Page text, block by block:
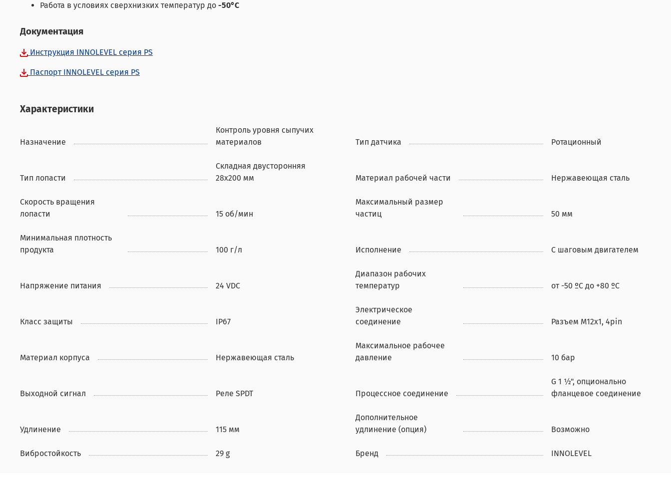
Работа в условиях сверхнизких температур до -50°С
Документация
Инструкция INNOLEVEL серия PS
Паспорт INNOLEVEL cерия PS
Характеристики
Назначение
Контроль уровня сыпучих
материалов
Тип датчика Ротационный
Тип лопасти
Складная двусторонняя
28х200 мм
Материал рабочей части Нержавеющая сталь
Скорость вращения
лопасти
15 об/мин
Максимальный размер
частиц
50 мм
Минимальная плотность
продукта
100 г/л Исполнение С шаговым двигателем
Напряжение питания 24 VDC
Диапазон рабочих
температур
от -50 ºС до +80 ºС
Класс защиты IP67
Электрическое
соединение
Разъем M12x1, 4pin
Материал корпуса Нержавеющая сталь
Максимальное рабочее
давление
10 бар
Выходной сигнал Реле SPDT Процессное соединение
G 1 ½", опционально
фланцевое соединение
Удлинение 115 мм
Дополнительное
удлинение (опция)
Возможно
Вибростойкость 29 g Бренд INNOLEVEL